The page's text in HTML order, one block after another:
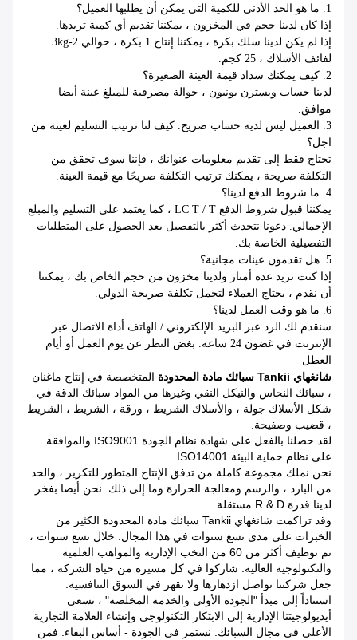
1.
ما هو الحد الأدنى للكمية التي يمكن أن يطلبها العميل؟
إذا كان لدينا حجم في المخزون ، يمكننا تقديم أي كمية تريدها.
إذا لم يكن لدينا سلك بكرة ، يمكننا إنتاج 1 بكرة ، حوالي 2-3kg.
لفائف الأسلاك ، 25 كجم.
2. كيف يمكنك سداد قيمة العينة الصغيرة؟
لدينا حساب ويسترن يونيون ، حوالة مصرفية للمبلغ عينة أيضا
موافق.
3.
العميل ليس لديه حساب صريح. كيف لنا ترتيب التسليم لعينة من
اجل؟
تحتاج فقط إلى تقديم معلومات عنوانك ، فإننا سوف تحقق من
التكلفة صريحة ، يمكنك ترتيب التكلفة صريحًا مع قيمة العينة.
4. ما شروط الدفع لدينا؟
يمكننا قبول شروط الدفع LC T / T ، كما يعتمد على التسليم والمبلغ
الإجمالي. دعونا نتحدث أكثر بالتفصيل بعد الحصول على المتطلبات
التفصيلية الخاصة بك.
5. هل تقدمون عينات مجانية؟
إذا كنت تريد عدة أمتار ولدينا مخزون من حجم الخاص بك ، يمكننا
أن نقدم ، يحتاج العملاء لتحمل تكلفة صريحة الدولي.
6. ما هو وقت العمل لدينا؟
سنقدم لك الرد عبر البريد الإلكتروني / الهاتف أداة الاتصال عبر
الإنترنت في غضون 24 ساعة.
بغض النظر عن يوم العمل أو أيام
العطل
شانغهاي Tankii سبائك مادة المحدودة
المتخصصة في إنتاج ماغنان
، سبائك النحاس والنيكل النقي وغيرها من المواد سبائك الدقة في
شكل الأسلاك جولة ، والأسلاك الشريط ، ورقة ، الشريط ، الشريط
، قضيب وصفيحة.
لقد حصلنا بالفعل على شهادة نظام الجودة ISO9001 والموافقة
على نظام حماية البيئة ISO14001.
نحن نملك مجموعة كاملة من تدفق الإنتاج المتطور للتكرير ، والحد
من البارد ، والرسم ومعالجة الحرارة وما إلى ذلك. نحن أيضا بفخر
لدينا قدرة R & D مستقلة.
وقد تراكمت شانغهاي Tankii سبائك مادة المحدودة الكثير من
الخبرات على مدى تسع سنوات في هذا المجال. خلال تسع سنوات ،
تم توظيف أكثر من 60 من النخب الإدارية والمواهب العلمية
والتكنولوجية العالية. شاركوا في كل مسيرة من حياة الشركة ، مما
جعل شركتنا تواصل ازدهارها ولا تقهر في السوق التنافسية.
استناداً إلى مبدأ "الجودة الأولى والخدمة المخلصة" ، تسعى
أيديولوجيتنا الإدارية إلى الابتكار التكنولوجي وإنشاء العلامة التجارية
الأعلى في مجال السبائك. نستمر في الجودة - أساس البقاء. فمن